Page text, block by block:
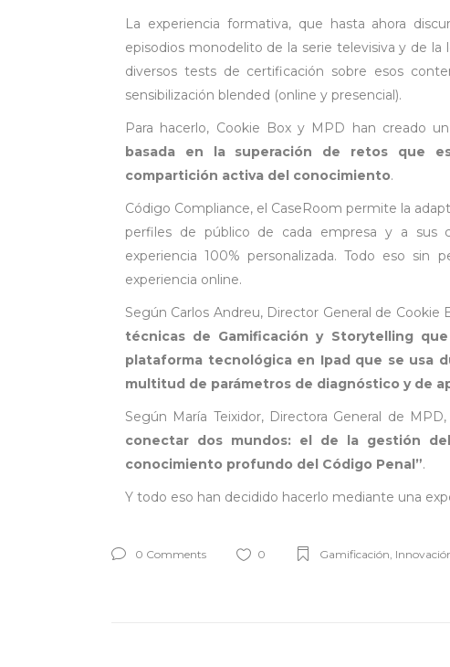
La experiencia formativa, que hasta ahora
episodios monodelito de la serie televisiva y de
diversos tests de certificación sobre esos
sensibilización blended (online y presencial).
Para hacerlo, Cookie Box y MPD han creado
basada en la superación de retos que
compartición activa del conocimiento.
Código Compliance, el CaseRoom permite la
perfiles de público de cada empresa y a sus
experiencia 100% personalizada. Todo eso
experiencia online.
Según Carlos Andreu, Director General de Cookie
técnicas de Gamificación y Storytelling
plataforma tecnológica en Ipad que se usa
multitud de parámetros de diagnóstico y de
Según María Teixidor, Directora General de
conectar dos mundos: el de la gestión
conocimiento profundo del Código Penal”.
Y todo eso han decidido hacerlo mediante una
0 Comments 0 Gamificación